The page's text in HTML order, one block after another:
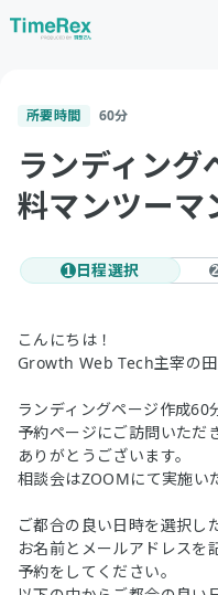
所要時間 60分
ランディング
料マンツーマ
1 日程選択
こんにちは！
Growth Web Tech主宰の田
ランディングページ作成60
予約ページにご訪問いただ
ありがとうございます。
相談会はZOOMにて実施い
ご都合の良い日時を選択し
お名前とメールアドレスを
予約をしてください。